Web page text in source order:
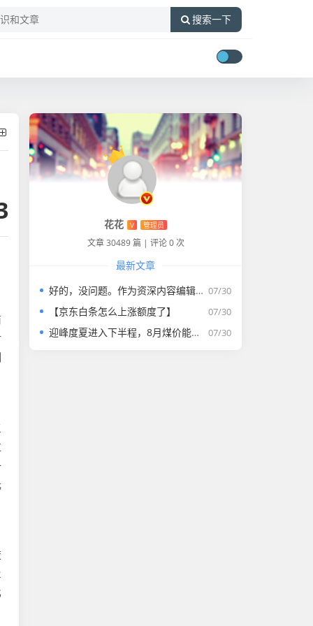
搜索一下
花花 V 管理员
文章 30489 篇 | 评论 0 次
最新文章
07/30
好的，没问题。作为资深内容编辑，我将为您打造一篇符合要求的专业教程文章。
07/30
【京东白条怎么上涨额度了】
07/30
迎峰度夏进入下半程，8月煤价能否走强？